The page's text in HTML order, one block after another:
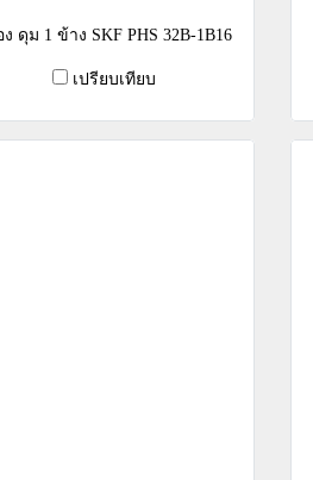
ง ดุม 1 ข้าง SKF PHS 32B-1B16
เปรียบเทียบ